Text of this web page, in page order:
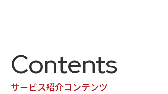
Contents
サービス紹介コンテンツ